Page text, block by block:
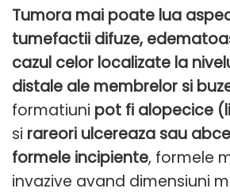
Tumora mai poate lua
tumefactii difuze,
cazul celor localizate la
distale ale membrelor si
formatiuni pot fi alopecice
si rareori ulcereaza sau
formele incipiente, formele
invazive avand dimensiuni